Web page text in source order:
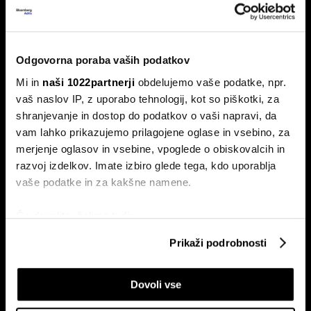
Odgovorna poraba vaših podatkov
Mi in naši 1022partnerji obdelujemo vaše podatke, npr.
vaš naslov IP, z uporabo tehnologij, kot so piškotki, za
shranjevanje in dostop do podatkov o vaši napravi, da
vam lahko prikazujemo prilagojene oglase in vsebino, za
merjenje oglasov in vsebine, vpoglede o obiskovalcih in
razvoj izdelkov. Imate izbiro glede tega, kdo uporablja
vaše podatke in za kakšne namene.
Če dovolite, želimo tudi:
Zbirati informacije o vaši geografski lokaciji, ki so
Identificirati napravo z aktivnim preverjanjem
lastnosti (odčitavanje prstnih odtisov)
Poglejte si še, kako se obdelujejo vaši osebni podatki in
Prikaži podrobnosti
Dovoli vse
bo cena še naprej rasla
Od začetka leta se je sod surove nafte brent podražil za
več kot 30 odstotkov. A potrošniki na bencinskih črpalkah
ne kupujejo surove nafte, temveč njihove derivate.
s košarico slovenskih delnic
Nas čaka draga kurilna sezona?
dveh desetletjih